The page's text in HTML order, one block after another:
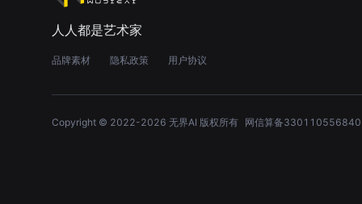
人人都是艺术家
品牌素材 隐私政策 用户协议
Copyright © 2022-2026 无界AI 版权所有 网信算备